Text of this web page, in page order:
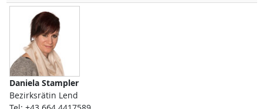
Daniela Stampler
Bezirksrätin Lend